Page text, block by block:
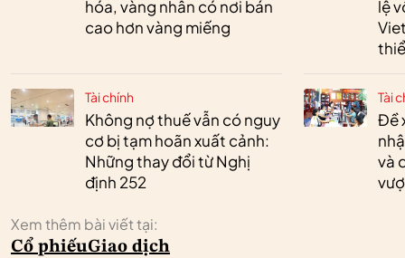
hóa, vàng nhẫn có nơi bán
cao hơn vàng miếng
Tài chính
Không nợ thuế vẫn có nguy
cơ bị tạm hoãn xuất cảnh:
Những thay đổi từ Nghị
định 252
lệ
Tài
Đề
và
Xem thêm bài viết tại:
Cổ phiếuGiao dịch